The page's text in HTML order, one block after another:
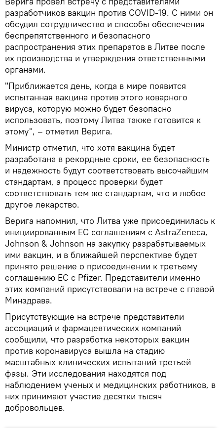
разработчиков вакцин против COVID-19. С ними он
обсудил сотрудничество и способы обеспечения
беспрепятственного и безопасного
распространения этих препаратов в Литве после
их производства и утверждения ответственными
органами.
"Приближается день, когда в мире появится
испытанная вакцина против этого коварного
вируса, которую можно будет безопасно
использовать, поэтому Литва также готовится к
этому", – отметил Верига.
Министр отметил, что хотя вакцина будет
разработана в рекордные сроки, ее безопасность
и надежность будут соответствовать высочайшим
стандартам, а процесс проверки будет
соответствовать тем же стандартам, что и любое
другое лекарство.
Верига напомнил, что Литва уже присоединилась к
инициированным ЕС соглашениям с AstraZeneca,
Johnson & Johnson на закупку разрабатываемых
ими вакцин, и в ближайшей перспективе будет
принято решение о присоединении к третьему
соглашению ЕС с Pfizer. Представители именно
этих компаний присутствовали на встрече с главой
Минздрава.
Присутствующие на встрече представители
ассоциаций и фармацевтических компаний
сообщили, что разработка некоторых вакцин
против коронавируса вышла на стадию
масштабных клинических испытаний третьей
фазы. Эти исследования находятся под
наблюдением ученых и медицинских работников, в
них принимают участие десятки тысяч
добровольцев.